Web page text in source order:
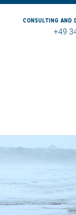
CONSULTING AND
+49